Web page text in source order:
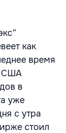
как
время
США
в
уже
с утра
стоил